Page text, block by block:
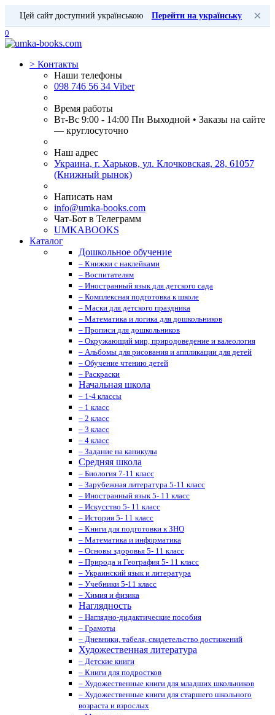
Цей сайт доступний українською Перейти на українську ×
0
> Контакты
Наши телефоны
098 746 56 34 Viber
Время работы
Вт-Вс 9:00 - 14:00 Пн Выходной • Заказы на сайте
— круглосуточно
Наш адрес
Украина, г. Харьков, ул. Клочковская, 28, 61057
(Книжный рынок)
Написать нам
info@umka-books.com
Чат-Бот в Телеграмм
UMKABOOKS
Каталог
Дошкольное обучение
– Книжки с наклейками
– Воспитателям
– Иностранный язык для детского сада
– Комплексная подготовка к школе
– Маски для детского праздника
– Математика и логика для дошкольников
– Прописи для дошкольников
– Окружающий мир, природоведение и валеология
– Альбомы для рисования и аппликации для детей
– Обучение чтению детей
– Раскраски
Начальная школа
– 1-4 классы
– 1 класс
– 2 класс
– 3 класс
– 4 класс
– Задание на каникулы
Средняя школа
– Биология 7-11 класс
– Зарубежная литература 5-11 класс
– Иностранный язык 5- 11 класс
– Искусство 5- 11 класс
– История 5- 11 класс
– Книги для подготовки к ЗНО
– Математика и информатика
– Основы здоровья 5- 11 класс
– Природа и География 5- 11 класс
– Украинский язык и литература
– Учебники 5-11 класс
– Химия и физика
Наглядность
– Наглядно-дидактические пособия
– Грамоты
– Дневники, табеля, свидетельство достижений
Художественная литература
– Детские книги
– Книги для подростков
– Художественные книги для младших школьников
– Художественные книги для старшего школьного
возраста и взрослых